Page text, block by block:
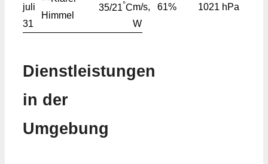
juli
31
35/21°Cm/s,
W
61% 1021 hPa
Dienstleistungen
in der
Umgebung